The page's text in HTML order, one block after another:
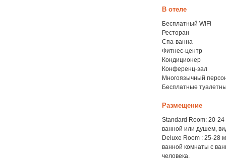
В отеле
Бесплатный WiFi
Ресторан
Спа-ванна
Фитнес-центр
Кондиционер
Конференц-зал
Многоязычный
Бесплатные
Размещение
Standard Room: 20-
ванной или душем,
Deluxe Room : 25-28
ванной комнаты с
человека.